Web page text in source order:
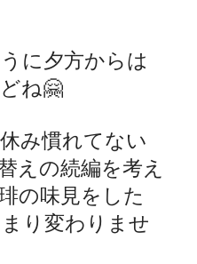
に夕方からは
ね🤗
み慣れてない
えの続編を考え
の味見をした
り変わりませ